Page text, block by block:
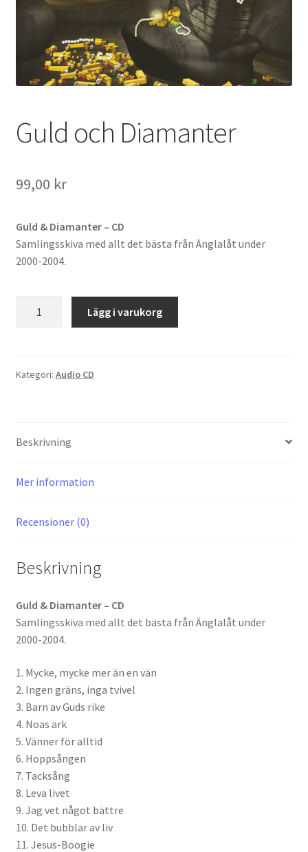
Guld och Diamanter
99,00 kr
Guld & Diamanter – CD
Samlingsskiva med allt det bästa från Änglalåt under
2000-2004.
Lägg i varukorg
Kategori: Audio CD
Beskrivning
Mer information
Recensioner (0)
Beskrivning
Guld & Diamanter – CD
Samlingsskiva med allt det bästa från Änglalåt under
2000-2004.
1. Mycke, mycke mer än en vän
2. Ingen gräns, inga tvivel
3. Barn av Guds rike
4. Noas ark
5. Vänner för alltid
6. Hoppsången
7. Tacksång
8. Leva livet
9. Jag vet något bättre
10. Det bubblar av liv
11. Jesus-Boogie